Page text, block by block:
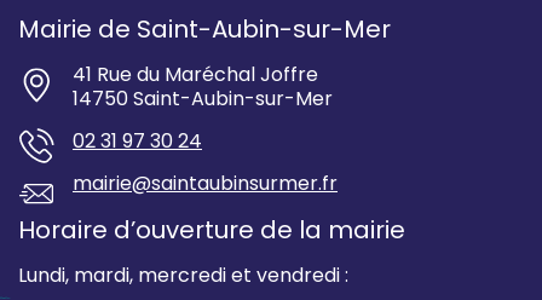
Mairie de Saint-Aubin-sur-Mer
41 Rue du Maréchal Joffre
14750 Saint-Aubin-sur-Mer
02 31 97 30 24
mairie@saintaubinsurmer.fr
Horaire d’ouverture de la mairie
Lundi, mardi, mercredi et vendredi :